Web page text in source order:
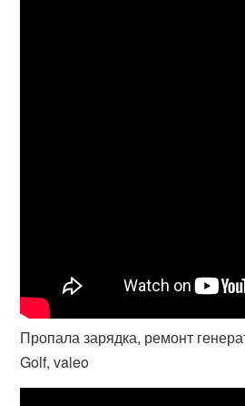
Пропала зарядка, ремонт
Golf, valeo